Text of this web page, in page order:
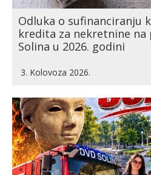
Odluka o sufinanciranju
kredita za nekretnine na
Solina u 2026. godini
3. Kolovoza 2026.